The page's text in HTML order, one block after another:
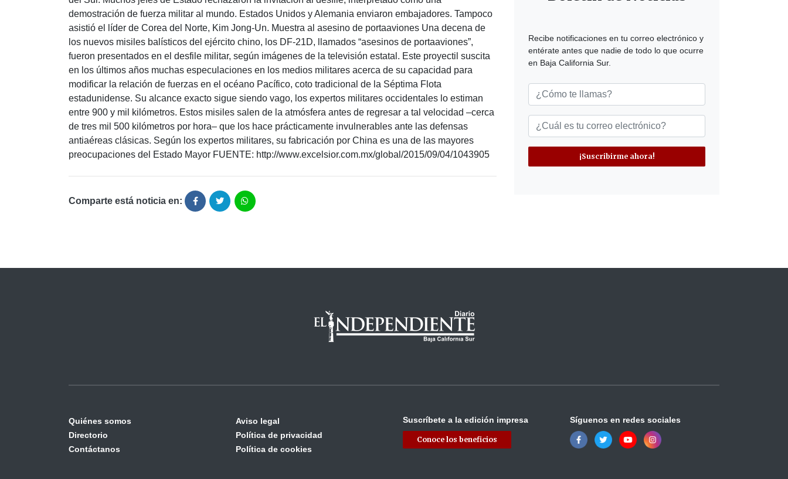
demostración de fuerza militar al mundo. Estados Unidos y Alemania enviaron embajadores. Tampoco
asistió el líder de Corea del Norte, Kim Jong-Un. Muestra al asesino de portaaviones Una decena de
los nuevos misiles balísticos del ejército chino, los DF-21D, llamados “asesinos de portaaviones”,
fueron presentados en el desfile militar, según imágenes de la televisión estatal. Este proyectil suscita
en los últimos años muchas especulaciones en los medios militares acerca de su capacidad para
modificar la relación de fuerzas en el océano Pacífico, coto tradicional de la Séptima Flota
estadunidense. Su alcance exacto sigue siendo vago, los expertos militares occidentales lo estiman
entre 900 y mil kilómetros. Estos misiles salen de la atmósfera antes de regresar a tal velocidad –cerca
de tres mil 500 kilómetros por hora– que los hace prácticamente invulnerables ante las defensas
antiaéreas clásicas. Según los expertos militares, su fabricación por China es una de las mayores
preocupaciones del Estado Mayor FUENTE: http://www.excelsior.com.mx/global/2015/09/04/1043905
Comparte está noticia en:
Recibe notificaciones en tu correo electrónico y
entérate antes que nadie de todo lo que ocurre
en Baja California Sur.
¡Suscribirme ahora!
Quiénes somos
Directorio
Contáctanos
Aviso legal
Política de privacidad
Política de cookies
Suscríbete a la edición impresa
Conoce los beneficios
Síguenos en redes sociales